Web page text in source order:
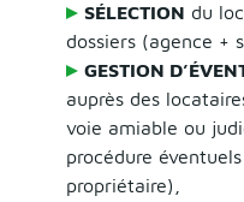
SÉLECTION du
dossiers (agence +
GESTION
auprès des
voie amiable ou
procédure
propriétaire),